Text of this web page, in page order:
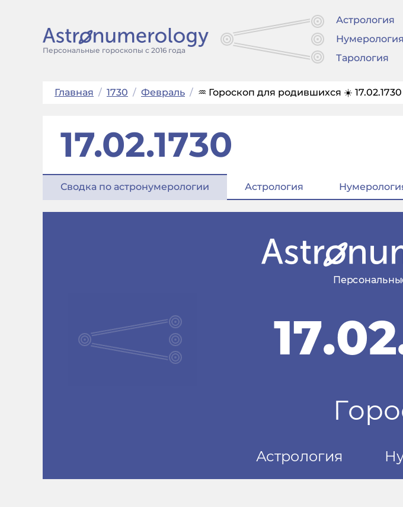
Персональные гороскопы с 2016 года
Астрология
Нумерология
Тарология
Главная / 1730 / Февраль / ♒ Гороскоп для родившихся ☀️ 17.02.1730
17.02.1730
Сводка по астронумерологии Астрология